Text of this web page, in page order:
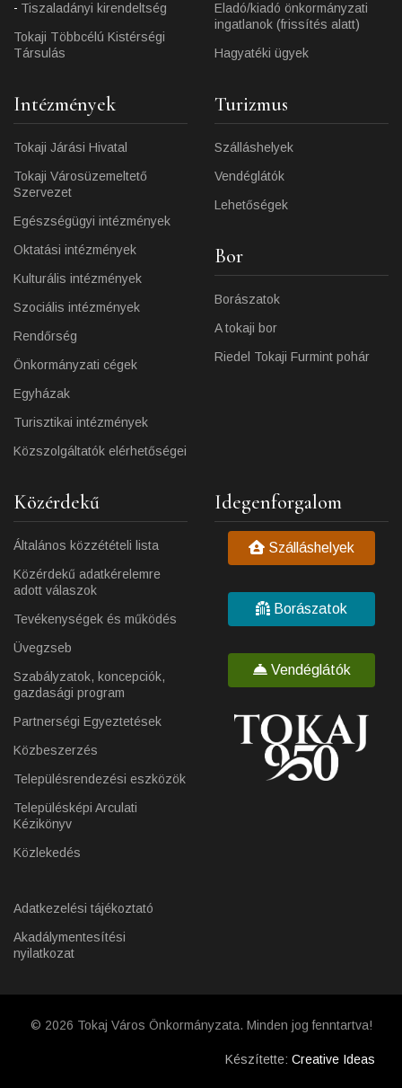
Tiszaladányi kirendeltség
Tokaji Többcélú Kistérségi
Társulás
Eladó/kiadó önkormányzati
ingatlanok (frissítés alatt)
Hagyatéki ügyek
Intézmények
Tokaji Járási Hivatal
Tokaji Városüzemeltető
Szervezet
Egészségügyi intézmények
Oktatási intézmények
Kulturális intézmények
Szociális intézmények
Rendőrség
Önkormányzati cégek
Egyházak
Turisztikai intézmények
Közszolgáltatók elérhetőségei
Turizmus
Szálláshelyek
Vendéglátók
Lehetőségek
Bor
Borászatok
A tokaji bor
Riedel Tokaji Furmint pohár
Közérdekű
Általános közzétételi lista
Közérdekű adatkérelemre
adott válaszok
Tevékenységek és működés
Üvegzseb
Szabályzatok, koncepciók,
gazdasági program
Partnerségi Egyeztetések
Közbeszerzés
Településrendezési eszközök
Településképi Arculati
Kézikönyv
Közlekedés
Adatkezelési tájékoztató
Akadálymentesítési
nyilatkozat
Idegenforgalom
Szálláshelyek
Borászatok
Vendéglátók
© 2026 Tokaj Város Önkormányzata. Minden jog fenntartva!
Készítette: Creative Ideas